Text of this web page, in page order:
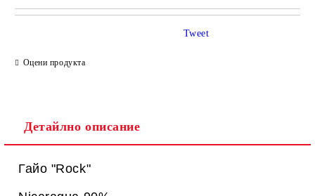
САМО ПОПЪЛНЕТЕ 1 ПОЛЕ
Ние ще се свържем с вас в рамките на работния ден.
Оцени продукта
Tweet
Детайлно описание
Гайо "Rock"